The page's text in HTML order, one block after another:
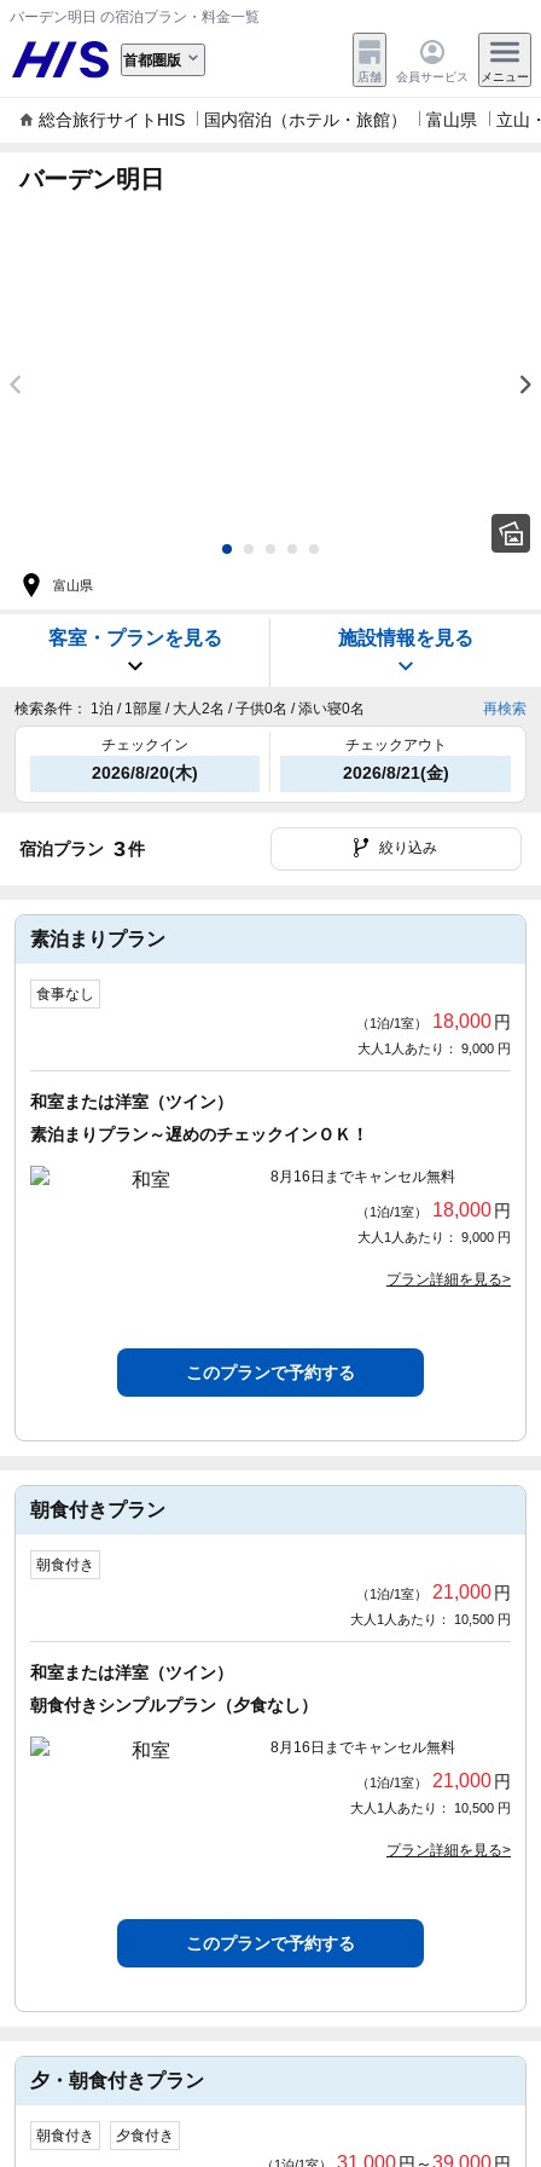
バーデン明日 の宿泊プラン・料金一覧
首都圏版
店舗 会員サービス メニュー
総合旅行サイトHIS 国内宿泊（ホテル・旅館） 富山県 立山
バーデン明日
富山県
客室・プランを見る 施設情報を見る
検索条件： 1泊 / 1部屋 / 大人2名 / 子供0名 / 添い寝0名 再検索
チェックイン
2026/8/20(木)
チェックアウト
2026/8/21(金)
宿泊プラン 3件 絞り込み
素泊まりプラン
食事なし
（1泊/1室） 18,000円
大人1人あたり： 9,000 円
和室または洋室（ツイン）
素泊まりプラン～遅めのチェックインＯＫ！
8月16日までキャンセル無料
（1泊/1室） 18,000円
大人1人あたり： 9,000 円
プラン詳細を見る>
このプランで予約する
朝食付きプラン
朝食付き
（1泊/1室） 21,000円
大人1人あたり： 10,500 円
和室または洋室（ツイン）
朝食付きシンプルプラン（夕食なし）
8月16日までキャンセル無料
（1泊/1室） 21,000円
大人1人あたり： 10,500 円
プラン詳細を見る>
このプランで予約する
夕・朝食付きプラン
朝食付き 夕食付き
（1泊/1室） 31,000円～39,000円